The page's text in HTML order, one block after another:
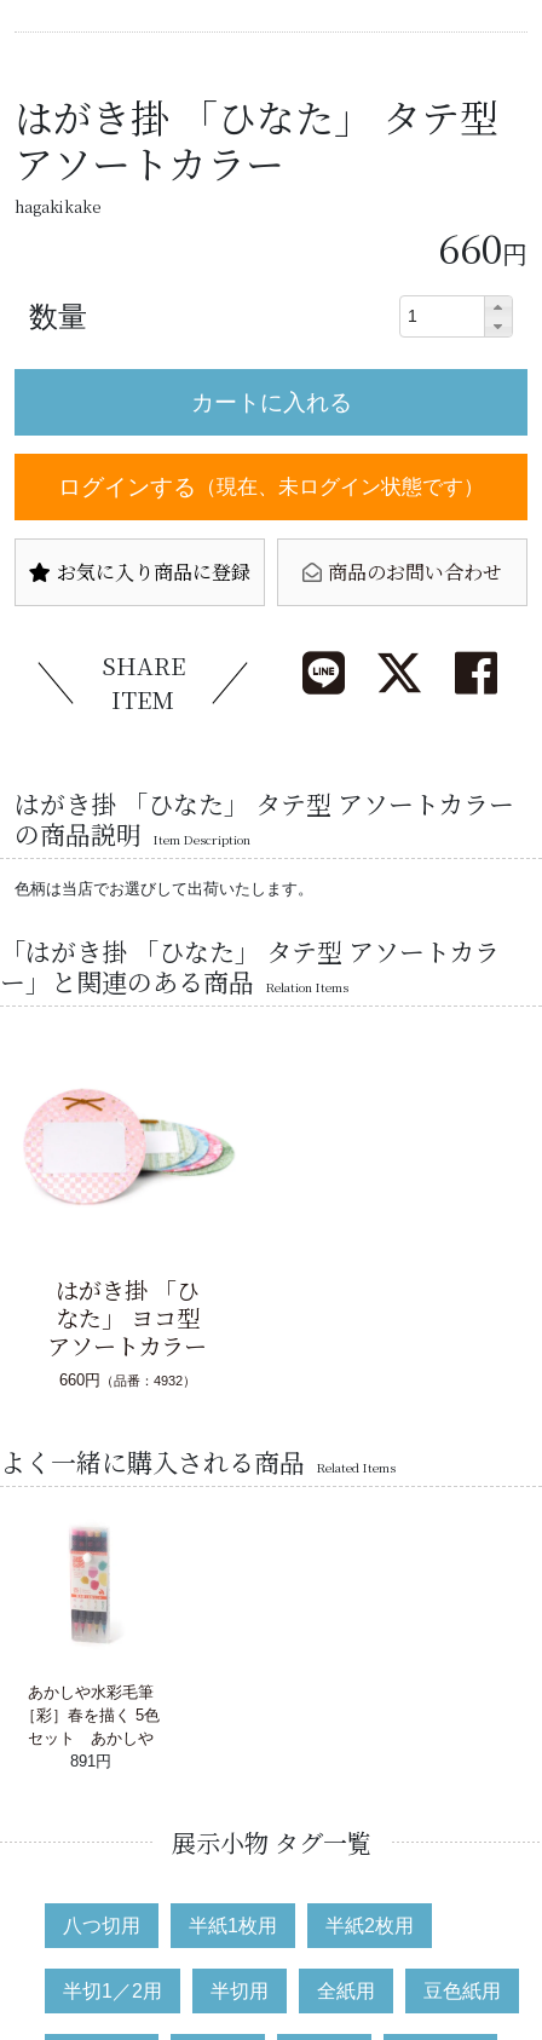
はがき掛 「ひなた」 タテ型
アソートカラー
hagakikake
660円
数量
ログインする （現在、未ログイン状態です）
お気に入り商品に登録 商品のお問い合わせ
SHARE
ITEM
はがき掛 「ひなた」 タテ型 アソートカラー
の商品説明
Item Description
色柄は当店でお選びして出荷いたします。
「はがき掛 「ひなた」 タテ型 アソートカラ
ー」と関連のある商品
Relation Items
はがき掛 「ひ
なた」 ヨコ型
アソートカラー
660円 （品番：4932）
よく一緒に購入される商品 Related Items
あかしや水彩毛筆
［彩］春を描く 5色
セット あかしや
891円
展示小物 タグ一覧
八つ切用 半紙1枚用 半紙2枚用
半切1／2用 半切用 全紙用 豆色紙用